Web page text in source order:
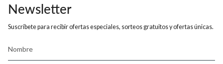
Newsletter
Suscríbete para recibir ofertas especiales, sorteos gratuitos y ofertas únicas.